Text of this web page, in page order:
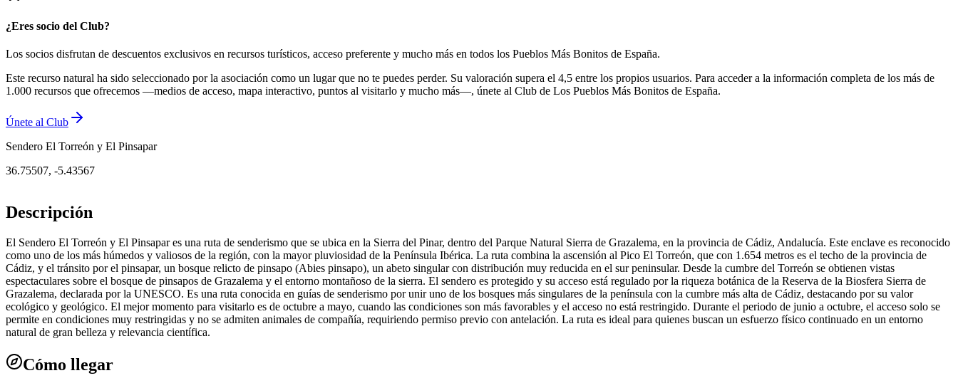
¿Eres socio del Club?
Los socios disfrutan de descuentos exclusivos en recursos turísticos, acceso preferente y mucho más en todos los Pueblos Más Bonitos de España.
Este recurso natural ha sido seleccionado por la asociación como un lugar que no te puedes perder. Su valoración supera el 4,5 entre los propios usuarios. Para acceder a la información completa de los más de
1.000 recursos que ofrecemos —medios de acceso, mapa interactivo, puntos al visitarlo y mucho más—, únete al Club de Los Pueblos Más Bonitos de España.
Únete al Club
Sendero El Torreón y El Pinsapar
36.75507, -5.43567
Descripción
El Sendero El Torreón y El Pinsapar es una ruta de senderismo que se ubica en la Sierra del Pinar, dentro del Parque Natural Sierra de Grazalema, en la provincia de Cádiz, Andalucía. Este enclave es reconocido
como uno de los más húmedos y valiosos de la región, con la mayor pluviosidad de la Península Ibérica. La ruta combina la ascensión al Pico El Torreón, que con 1.654 metros es el techo de la provincia de
Cádiz, y el tránsito por el pinsapar, un bosque relicto de pinsapo (Abies pinsapo), un abeto singular con distribución muy reducida en el sur peninsular. Desde la cumbre del Torreón se obtienen vistas
espectaculares sobre el bosque de pinsapos de Grazalema y el entorno montañoso de la sierra. El sendero es protegido y su acceso está regulado por la riqueza botánica de la Reserva de la Biosfera Sierra de
Grazalema, declarada por la UNESCO. Es una ruta conocida en guías de senderismo por unir uno de los bosques más singulares de la península con la cumbre más alta de Cádiz, destacando por su valor
ecológico y geológico. El mejor momento para visitarlo es de octubre a mayo, cuando las condiciones son más favorables y el acceso no está restringido. Durante el periodo de junio a octubre, el acceso solo se
permite en condiciones muy restringidas y no se admiten animales de compañía, requiriendo permiso previo con antelación. La ruta es ideal para quienes buscan un esfuerzo físico continuado en un entorno
natural de gran belleza y relevancia científica.
Cómo llegar